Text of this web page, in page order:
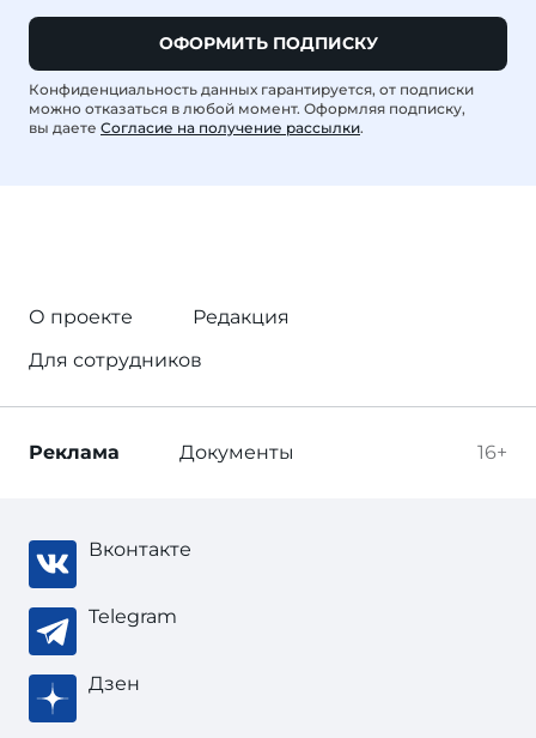
ОФОРМИТЬ ПОДПИСКУ
Конфиденциальность данных гарантируется, от подписки
можно отказаться в любой момент. Оформляя подписку,
вы даете Согласие на получение рассылки.
О проекте
Редакция
Для сотрудников
16+
Реклама Документы
Вконтакте
Telegram
Дзен